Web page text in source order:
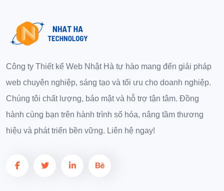
Công ty Thiết kế Web Nhật Hà tự hào mang đến giải pháp
web chuyên nghiệp, sáng tạo và tối ưu cho doanh nghiệp.
Chúng tôi chất lượng, bảo mật và hỗ trợ tận tâm. Đồng
hành cùng bạn trên hành trình số hóa, nâng tầm thương
hiệu và phát triển bền vững. Liên hệ ngay!